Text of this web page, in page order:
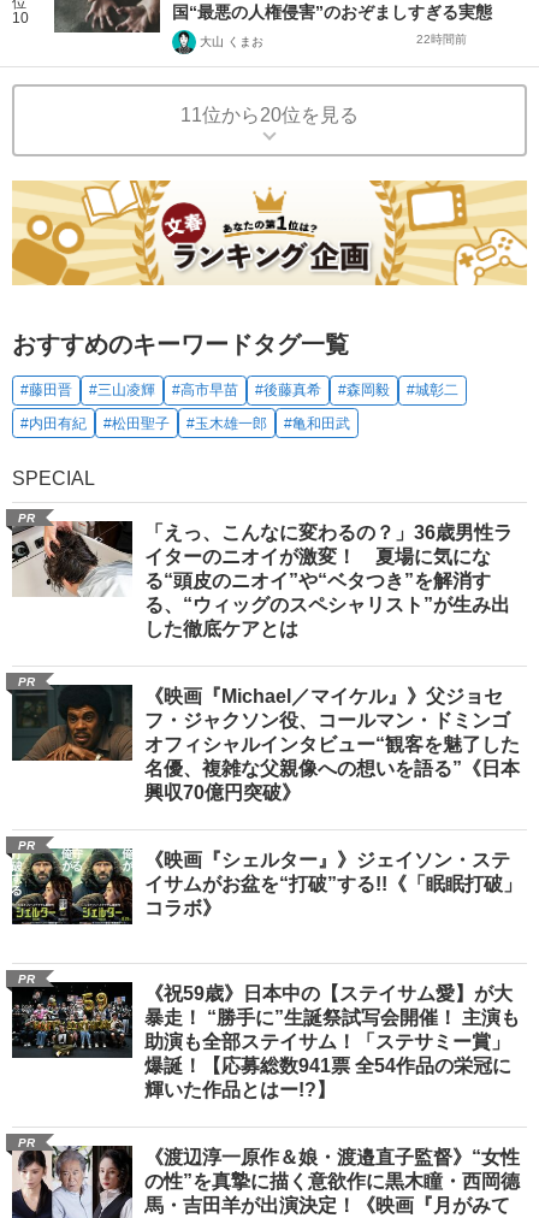
10
国“最悪の人権侵害”のおぞましすぎる実態
大山 くまお 22時間前
11位から20位を見る
おすすめのキーワードタグ一覧
#藤田晋 #三山凌輝 #高市早苗 #後藤真希 #森岡毅
#城彰二
#内田有紀
#松田聖子 #玉木雄一郎 #亀和田武
SPECIAL
PR
「えっ、こんなに変わるの？」36歳男性ラ
イターのニオイが激変！ 夏場に気にな
る“頭皮のニオイ”や“ベタつき”を解消す
る、“ウィッグのスペシャリスト”が生み出
した徹底ケアとは
PR
《映画『Michael／マイケル』》父ジョセ
フ・ジャクソン役、コールマン・ドミンゴ
オフィシャルインタビュー“観客を魅了した
名優、複雑な父親像への想いを語る”《日本
興収70億円突破》
PR
《映画『シェルター』》ジェイソン・ステ
イサムがお盆を“打破”する!!《「眠眠打破」
コラボ》
PR
《祝59歳》日本中の【ステイサム愛】が大
暴走！ “勝手に”生誕祭試写会開催！ 主演も
助演も全部ステイサム！「ステサミー賞」
爆誕！【応募総数941票 全54作品の栄冠に
輝いた作品とはー!?】
PR
《渡辺淳一原作＆娘・渡邉直子監督》“女性
の性”を真摯に描く意欲作に黒木瞳・西岡德
馬・吉田羊が出演決定！《映画『月がみて